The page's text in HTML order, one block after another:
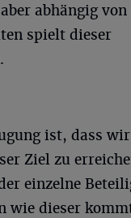
abhängig von
spielt dieser
ist, dass
Ziel zu
einzelne
wie dieser